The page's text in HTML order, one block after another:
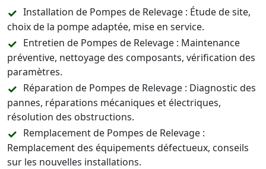
Installation de Pompes de Relevage : Étude de site,
choix de la pompe adaptée, mise en service.
Entretien de Pompes de Relevage : Maintenance
préventive, nettoyage des composants, vérification des
paramètres.
Réparation de Pompes de Relevage : Diagnostic des
pannes, réparations mécaniques et électriques,
résolution des obstructions.
Remplacement de Pompes de Relevage :
Remplacement des équipements défectueux, conseils
sur les nouvelles installations.